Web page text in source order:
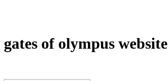
gates of olympus website